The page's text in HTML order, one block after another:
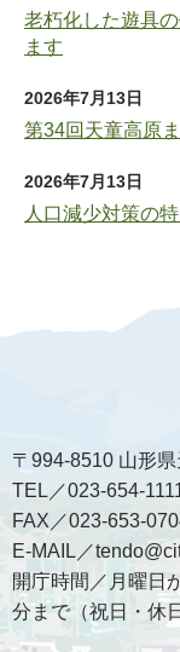
老朽化した遊具
ます
2026年7月13日
第34回天童高原
2026年7月13日
人口減少対策の
〒994-8510 山形
TEL／023-654-
FAX／023-653-
E-MAIL／
開庁時間／月曜日
分まで（祝日・休